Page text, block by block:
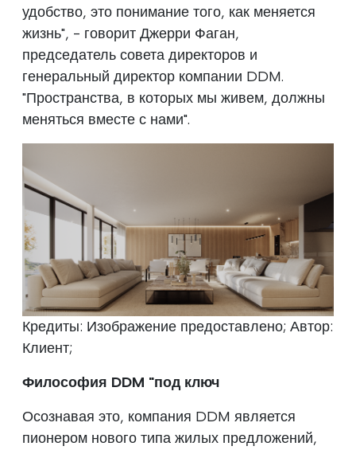
удобство, это понимание того, как меняется
жизнь", - говорит Джерри Фаган,
председатель совета директоров и
генеральный директор компании DDM.
"Пространства, в которых мы живем, должны
меняться вместе с нами".
Кредиты: Изображение предоставлено; Автор:
Клиент;
Философия DDM "под ключ
Осознавая это, компания DDM является
пионером нового типа жилых предложений,